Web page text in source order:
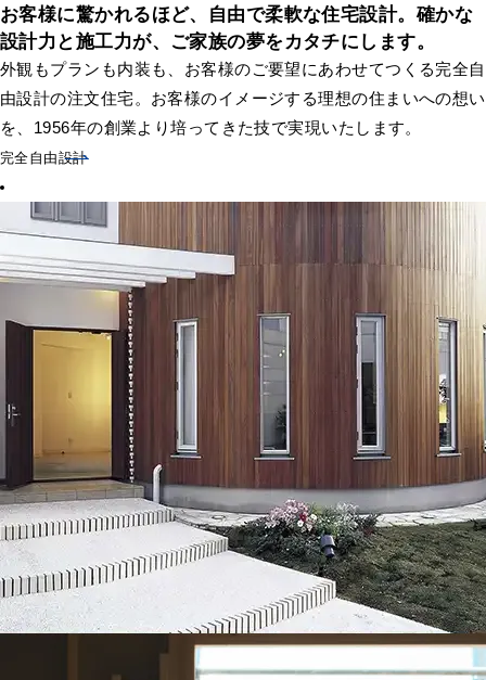
お客様に驚かれるほど、自由で柔軟な住宅設計。 確かな
設計力と施工力が、ご家族の夢をカタチにします。
外観もプランも内装も、お客様のご要望にあわせてつくる完全自
由設計の注文住宅。お客様のイメージする理想の住まいへの想い
を、1956年の創業より培ってきた技で実現いたします。
完全自由設計